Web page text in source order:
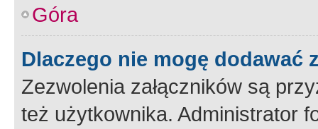
Góra
Dlaczego nie mogę dodawać
Zezwolenia załączników są
też użytkownika. Administrator